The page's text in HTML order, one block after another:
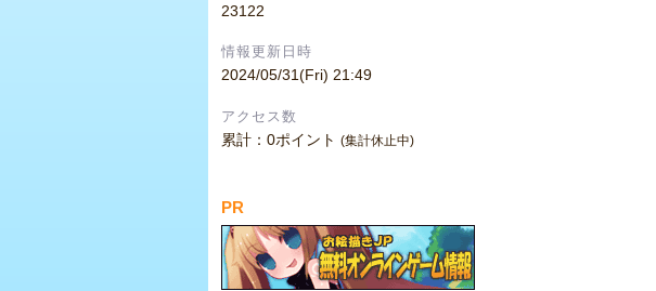
23122
情報更新日時
2024/05/31(Fri) 21:49
アクセス数
累計：0ポイント (集計休止中)
PR